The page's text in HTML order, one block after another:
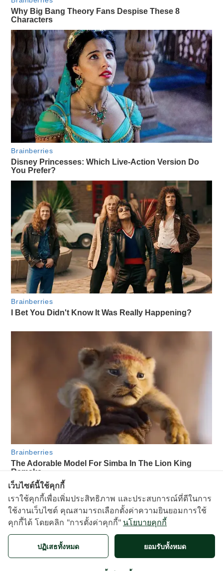
3258view
เว็บไซต์นี้ใช้คุกกี้
เราใช้คุกกี้เพื่อเพิ่มประสิทธิภาพ และประสบการณ์ที่ดีในการ
ใช้งานเว็บไซต์ คุณสามารถเลือกตั้งค่าความยินยอมการใช้
คุกกี้ได้ โดยคลิก "การตั้งค่าคุกกี้" นโยบายคุกกี้
ปฏิเสธทั้งหมด ยอมรับทั้งหมด